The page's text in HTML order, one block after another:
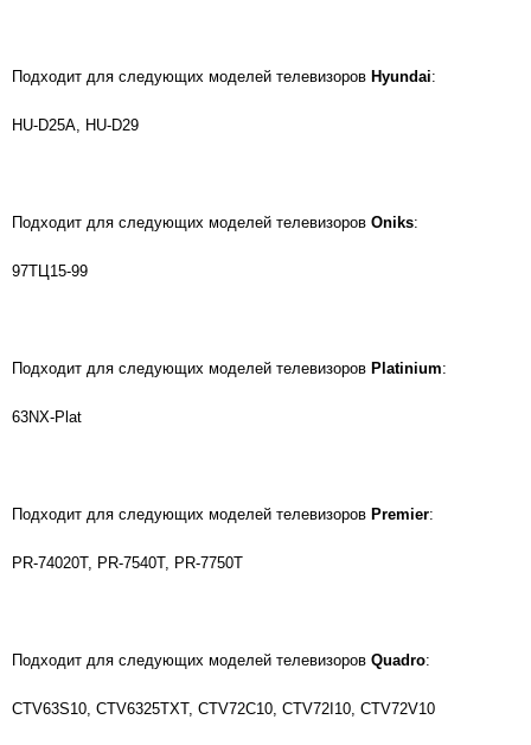
Подходит для следующих моделей телевизоров Hyundai:
HU-D25A, HU-D29
Подходит для следующих моделей телевизоров Oniks:
97ТЦ15-99
Подходит для следующих моделей телевизоров Platinium:
63NX-Plat
Подходит для следующих моделей телевизоров Premier:
PR-74020T, PR-7540T, PR-7750T
Подходит для следующих моделей телевизоров Quadro:
CTV63S10, CTV6325TXT, CTV72C10, CTV72I10, CTV72V10